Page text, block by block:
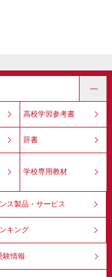
高校学習参考書
辞書
学校専用教材
ス製品・サービス
キング
験情報